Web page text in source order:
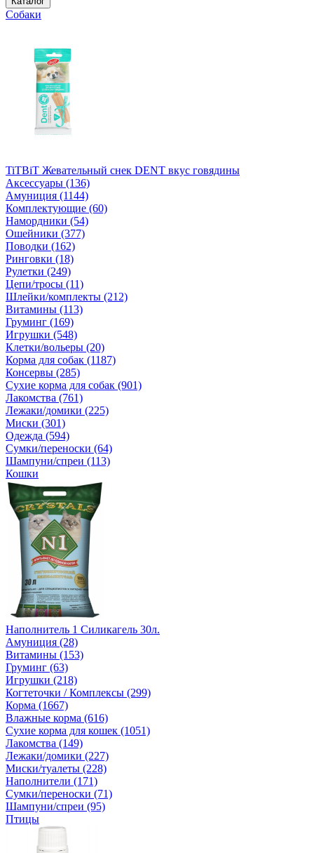
Собаки
TiTBiT Жевательный снек DENT вкус говядины
Аксессуары (136)
Амуниция (1144)
Комплектующие (60)
Намордники (54)
Ошейники (377)
Поводки (162)
Ринговки (18)
Рулетки (249)
Цепи/тросы (11)
Шлейки/комплекты (212)
Витамины (113)
Груминг (169)
Игрушки (548)
Клетки/вольеры (20)
Корма для собак (1187)
Консервы (285)
Сухие корма для собак (901)
Лакомства (761)
Лежаки/домики (225)
Миски (301)
Одежда (594)
Сумки/переноски (64)
Шампуни/спреи (113)
Кошки
Наполнитель 1 Силикагель 30л.
Амуниция (28)
Витамины (153)
Груминг (63)
Игрушки (218)
Когтеточки / Комплексы (299)
Корма (1667)
Влажные корма (616)
Сухие корма для кошек (1051)
Лакомства (149)
Лежаки/домики (227)
Миски/туалеты (228)
Наполнители (171)
Сумки/переноски (71)
Шампуни/спреи (95)
Птицы